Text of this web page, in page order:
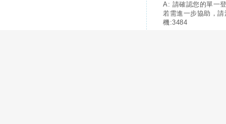
A: 請確認您的單一
若需進一步協助，
機:3484